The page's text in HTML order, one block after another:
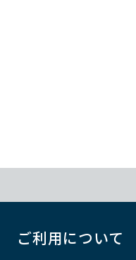
ご利用について